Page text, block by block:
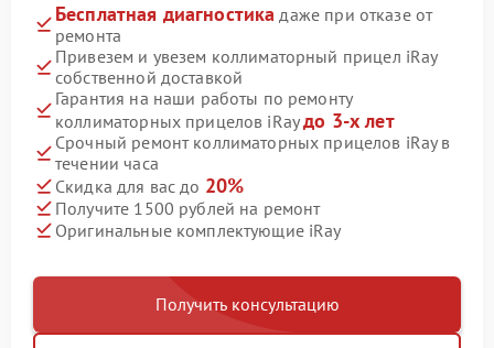
Бесплатная диагностика даже при отказе от
ремонта
Привезем и увезем коллиматорный прицел iRay
собственной доставкой
Гарантия на наши работы по ремонту
коллиматорных прицелов iRayдо 3-х лет
Срочный ремонт коллиматорных прицелов iRay в
течении часа
Скидка для вас до 20%
Получите 1500 рублей на ремонт
Оригинальные комплектующие iRay
Получить консультацию